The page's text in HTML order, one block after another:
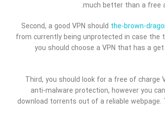
much better than a free
Second, a good VPN should the-brown-
from currently being unprotected in case the
you should choose a VPN that has a
Third, you should look for a free of charge
anti-malware protection, however you
download torrents out of a reliable